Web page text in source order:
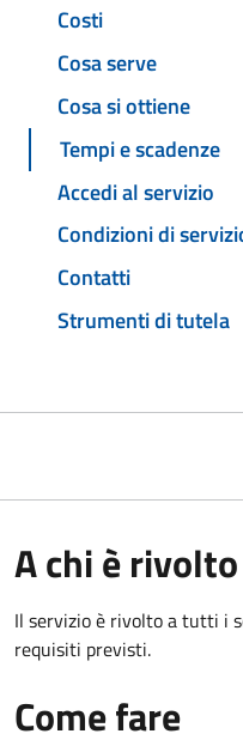
Costi
Cosa serve
Cosa si ottiene
Tempi e scadenze
Accedi al servizio
Condizioni di
Contatti
Strumenti di tutela
A chi è rivolto
Il servizio è rivolto a tutti i
requisiti previsti.
Come fare